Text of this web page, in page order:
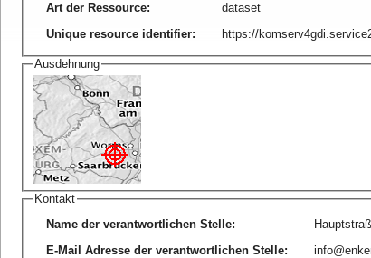
Art der Ressource:
dataset
Unique resource identifier: https://
Ausdehnung
Kontakt
Name der verantwortlichen Stelle:
E-Mail Adresse der verantwortlichen Stelle: